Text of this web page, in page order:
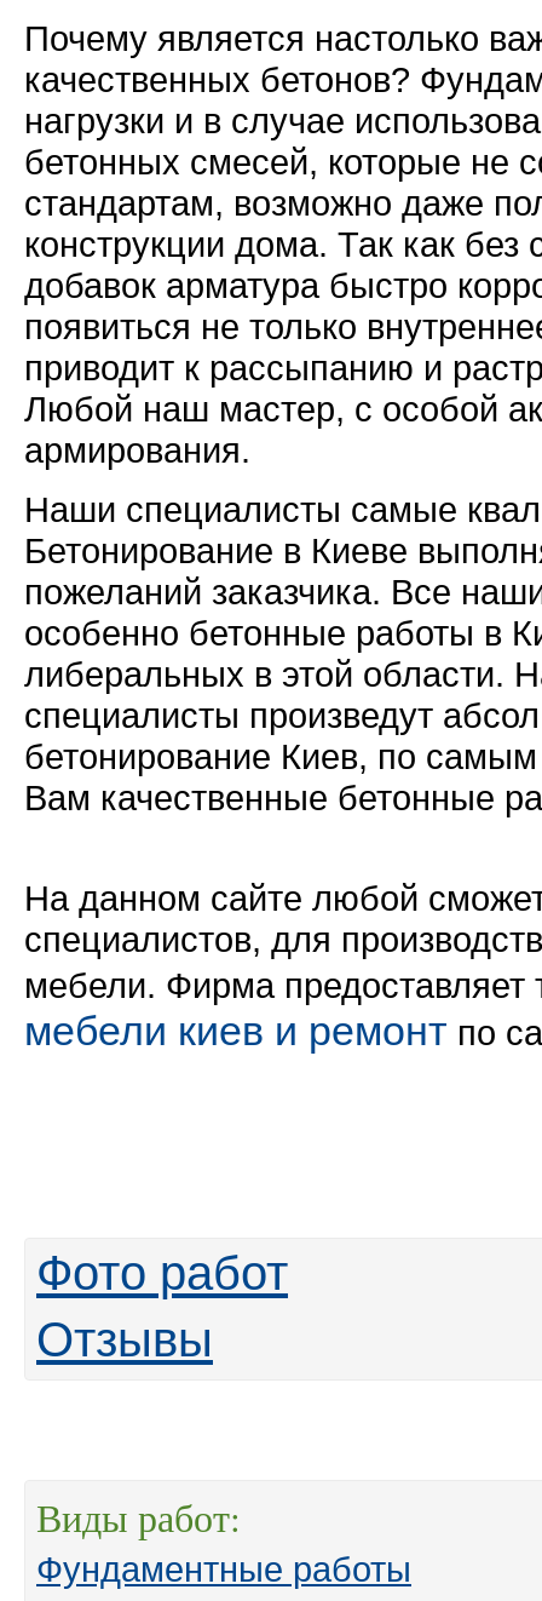
Почему является настолько
качественных бетонов?
нагрузки и в случае
бетонных смесей, которые не
стандартам, возможно даже
конструкции дома. Так как
добавок арматура быстро
появиться не только
приводит к рассыпанию и
Любой наш мастер, с особой
армирования.
Наши специалисты самые
Бетонирование в Киеве
пожеланий заказчика. Все
особенно бетонные работы в
либеральных в этой области.
специалисты произведут
бетонирование Киев, по
Вам качественные бетонные
На данном сайте любой
специалистов, для
мебели. Фирма предоставляет
мебели киев и ремонт по
Фото работ
Отзывы
Виды работ:
Фундаментные работы